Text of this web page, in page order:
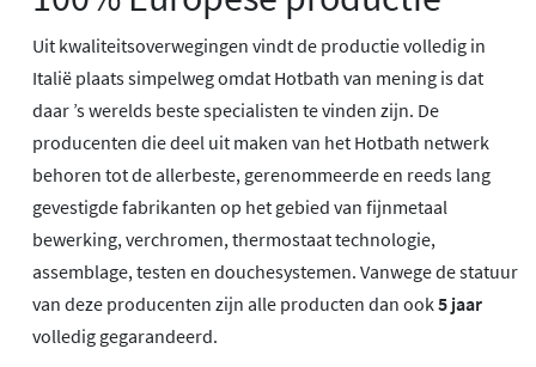
Uit kwaliteitsoverwegingen vindt de productie volledig in
Italië plaats simpelweg omdat Hotbath van mening is dat
daar ’s werelds beste specialisten te vinden zijn. De
producenten die deel uit maken van het Hotbath netwerk
behoren tot de allerbeste, gerenommeerde en reeds lang
gevestigde fabrikanten op het gebied van fijnmetaal
bewerking, verchromen, thermostaat technologie,
assemblage, testen en douchesystemen. Vanwege de statuur
van deze producenten zijn alle producten dan ook5 jaar
volledig gegarandeerd.